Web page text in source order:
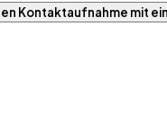
Kontaktaufnahme mit